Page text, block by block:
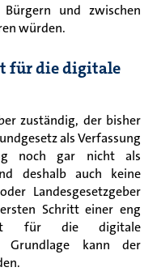
und zwischen
würden.
für die digitale
zuständig, der bisher
als Verfassung
noch gar nicht als
deshalb auch keine
Landesgesetzgeber
Schritt einer eng
für die digitale
kann der